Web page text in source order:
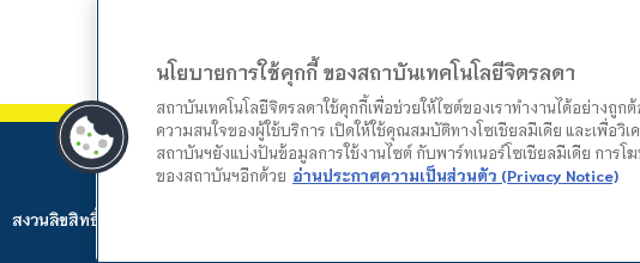
สงวนลิขสิทธิ์ © 2024 สถาบันเทคโนโลยีจิตรลดา. Web by
นโยบายการใช้คุกกี้ ของสถาบันเทคโนโลยีจิตรลดา
สถาบันเทคโนโลยีจิตรลดาใช้คุกกี้เพื่อช่วยให้ไซต์ของเราทำงานได้อย่างถู
ความสนใจของผู้ใช้บริการ เปิดให้ใช้คุณสมบัติทางโซเชียลมีเดีย และเพื่อวิ
สถาบันฯยังแบ่งปันข้อมูลการใช้งานไซต์ กับพาร์ทเนอร์โซเชียลมีเดีย การโ
ของสถาบันฯอีกด้วย อ่านประกาศความเป็นส่วนตัว (Privacy Notice)